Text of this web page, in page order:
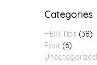
Categories
HEIR Tips (38)
Post (6)
Uncategorized